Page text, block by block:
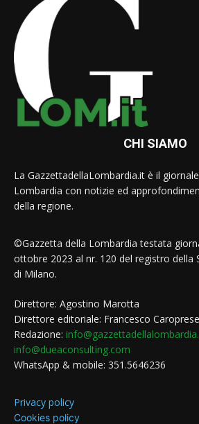
CHI SIAMO
La GazzettadellaLombardia.it è il
Lombardia con notizie ed
della regione.
©Gazzetta della Lombardia testata
ottobre 2023 al nr. 120 del registro della
di Milano.
Direttore: Agostino Marotta
Direttore editoriale: Francesco Caroprese
Redazione:
info@dueaconsulting.com
WhatsApp & mobile: 351.5646236
Privacy policy
Cookies policy